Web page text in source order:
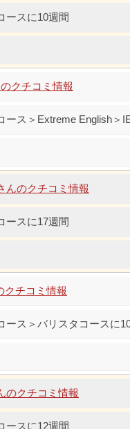
ースに10週間
クチコミ情報
ース＞Extreme English＞
んのクチコミ情報
ースに17週間
クチコミ情報
ース＞バリスタコースに
のクチコミ情報
ースに12週間